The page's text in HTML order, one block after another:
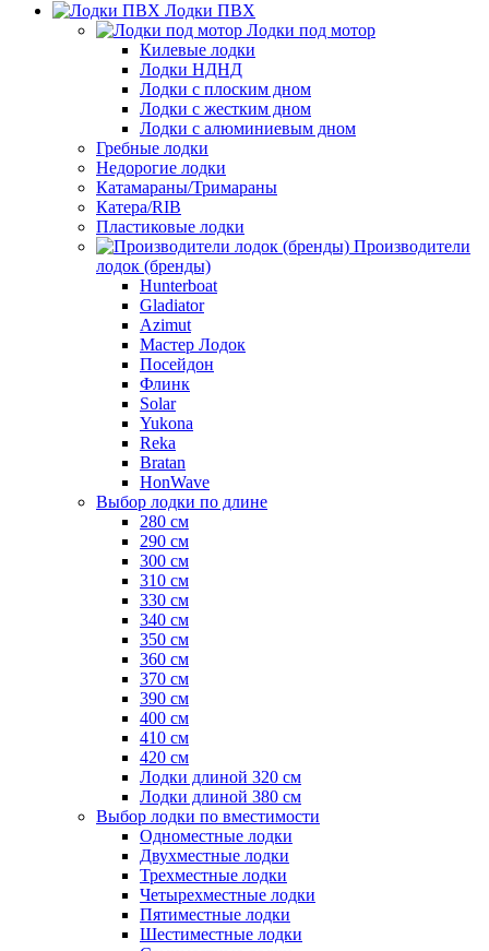
Лодки ПВХ
Лодки под мотор
Килевые лодки
Лодки НДНД
Лодки с плоским дном
Лодки с жестким дном
Лодки с алюминиевым дном
Гребные лодки
Недорогие лодки
Катамараны/Тримараны
Катера/RIB
Пластиковые лодки
Производители
лодок (бренды)
Hunterboat
Gladiator
Azimut
Мастер Лодок
Посейдон
Флинк
Solar
Yukona
Reka
Bratan
HonWave
Выбор лодки по длине
280 см
290 см
300 см
310 см
330 см
340 см
350 см
360 см
370 см
390 см
400 см
410 см
420 см
Лодки длиной 320 см
Лодки длиной 380 см
Выбор лодки по вместимости
Одноместные лодки
Двухместные лодки
Трехместные лодки
Четырехместные лодки
Пятиместные лодки
Шестиместные лодки